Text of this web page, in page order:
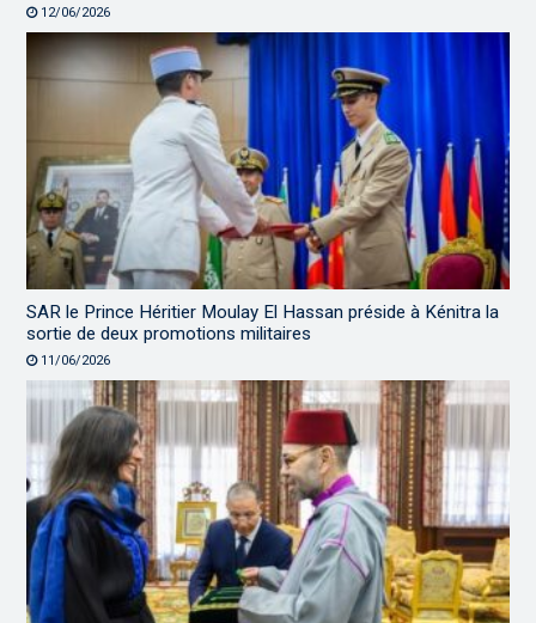
12/06/2026
SAR le Prince Héritier Moulay El Hassan préside à Kénitra la
sortie de deux promotions militaires
11/06/2026